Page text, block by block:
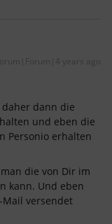
years ago
dann die
und eben die
Personio erhalten
die von Dir im
kann. Und eben
versendet